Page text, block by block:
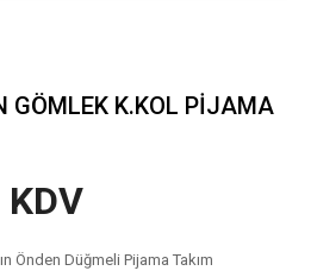
GÖMLEK K.KOL PİJAMA
Önden Düğmeli Pijama Takım